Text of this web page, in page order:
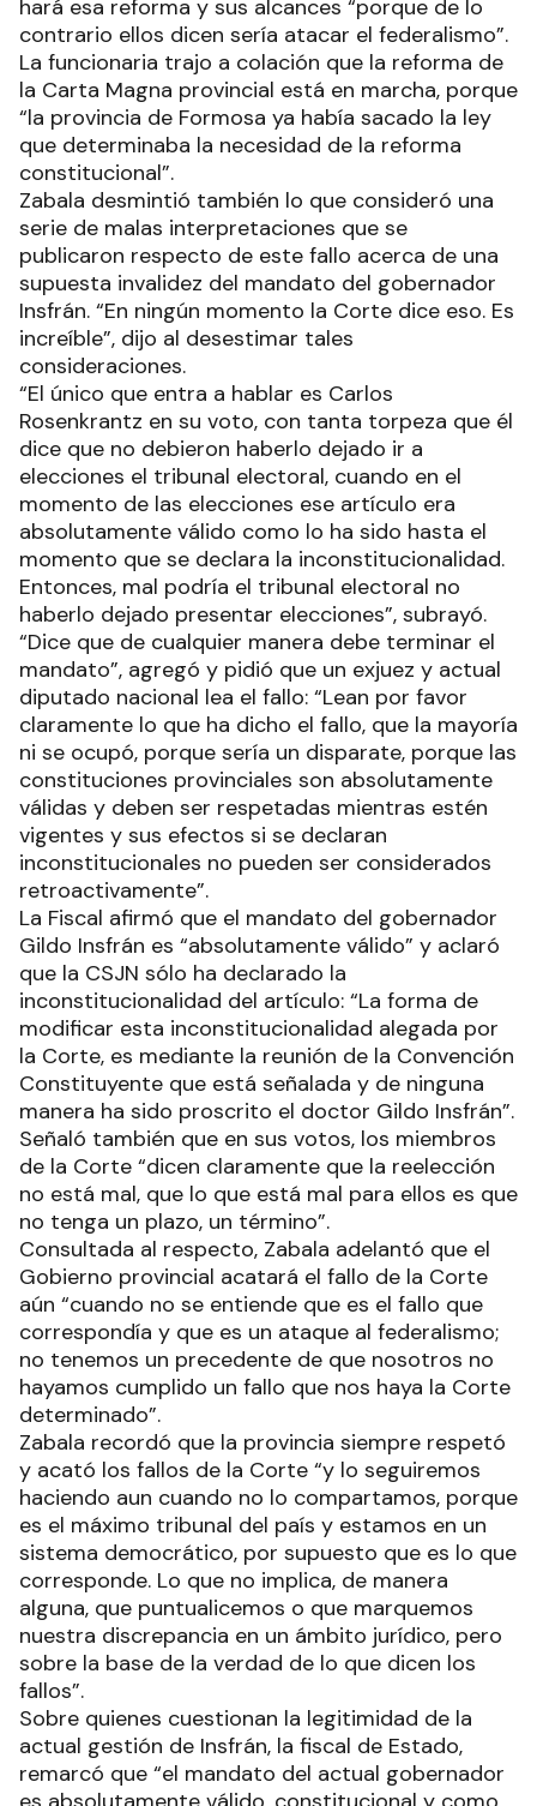
hará esa reforma y sus alcances “porque de lo
contrario ellos dicen sería atacar el federalismo”.
La funcionaria trajo a colación que la reforma de
la Carta Magna provincial está en marcha, porque
“la provincia de Formosa ya había sacado la ley
que determinaba la necesidad de la reforma
constitucional”.
Zabala desmintió también lo que consideró una
serie de malas interpretaciones que se
publicaron respecto de este fallo acerca de una
supuesta invalidez del mandato del gobernador
Insfrán. “En ningún momento la Corte dice eso. Es
increíble”, dijo al desestimar tales
consideraciones.
“El único que entra a hablar es Carlos
Rosenkrantz en su voto, con tanta torpeza que él
dice que no debieron haberlo dejado ir a
elecciones el tribunal electoral, cuando en el
momento de las elecciones ese artículo era
absolutamente válido como lo ha sido hasta el
momento que se declara la inconstitucionalidad.
Entonces, mal podría el tribunal electoral no
haberlo dejado presentar elecciones”, subrayó.
“Dice que de cualquier manera debe terminar el
mandato”, agregó y pidió que un exjuez y actual
diputado nacional lea el fallo: “Lean por favor
claramente lo que ha dicho el fallo, que la mayoría
ni se ocupó, porque sería un disparate, porque las
constituciones provinciales son absolutamente
válidas y deben ser respetadas mientras estén
vigentes y sus efectos si se declaran
inconstitucionales no pueden ser considerados
retroactivamente”.
La Fiscal afirmó que el mandato del gobernador
Gildo Insfrán es “absolutamente válido” y aclaró
que la CSJN sólo ha declarado la
inconstitucionalidad del artículo: “La forma de
modificar esta inconstitucionalidad alegada por
la Corte, es mediante la reunión de la Convención
Constituyente que está señalada y de ninguna
manera ha sido proscrito el doctor Gildo Insfrán”.
Señaló también que en sus votos, los miembros
de la Corte “dicen claramente que la reelección
no está mal, que lo que está mal para ellos es que
no tenga un plazo, un término”.
Consultada al respecto, Zabala adelantó que el
Gobierno provincial acatará el fallo de la Corte
aún “cuando no se entiende que es el fallo que
correspondía y que es un ataque al federalismo;
no tenemos un precedente de que nosotros no
hayamos cumplido un fallo que nos haya la Corte
determinado”.
Zabala recordó que la provincia siempre respetó
y acató los fallos de la Corte “y lo seguiremos
haciendo aun cuando no lo compartamos, porque
es el máximo tribunal del país y estamos en un
sistema democrático, por supuesto que es lo que
corresponde. Lo que no implica, de manera
alguna, que puntualicemos o que marquemos
nuestra discrepancia en un ámbito jurídico, pero
sobre la base de la verdad de lo que dicen los
fallos”.
Sobre quienes cuestionan la legitimidad de la
actual gestión de Insfrán, la fiscal de Estado,
remarcó que “el mandato del actual gobernador